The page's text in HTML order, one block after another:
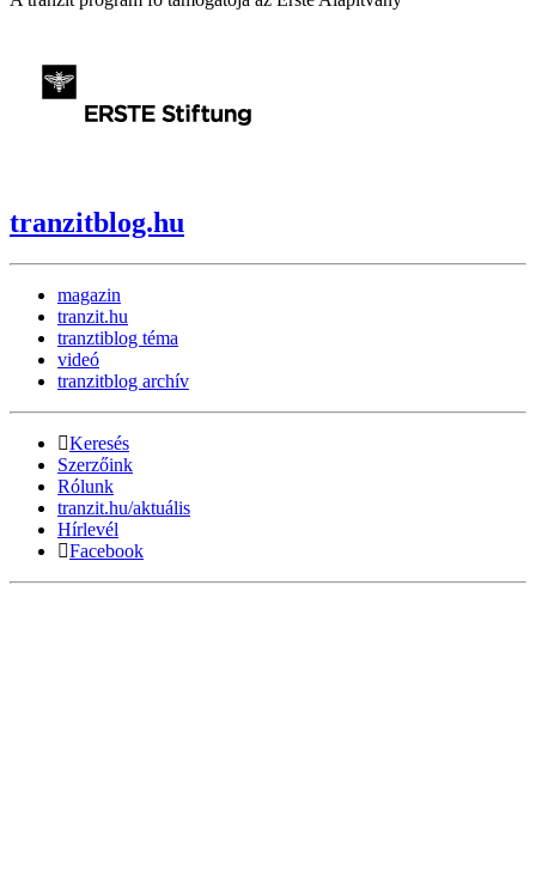
tranzitblog.hu
magazin
tranzit.hu
tranztiblog téma
videó
tranzitblog archív
Keresés
Szerzőink
Rólunk
tranzit.hu/aktuális
Hírlevél
Facebook